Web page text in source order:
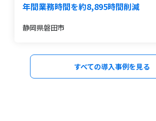
年間業務時間を約8,895時間削減
静岡県磐田市
すべての導入事例を見る